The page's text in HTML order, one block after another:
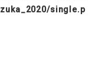
single.p